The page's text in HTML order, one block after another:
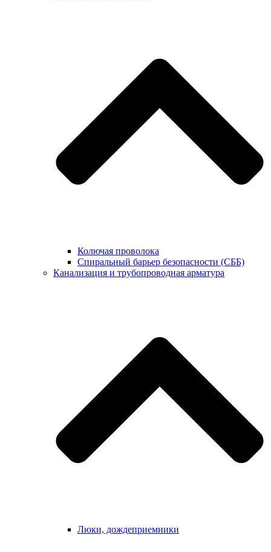
Колючая проволока
Спиральный барьер безопасности (СББ)
Канализация и трубопроводная арматура
Люки, дождеприемники